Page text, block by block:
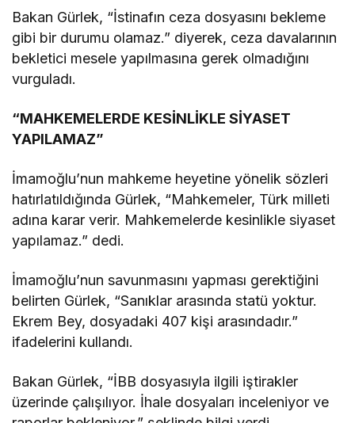
Bakan Gürlek, “İstinafın ceza dosyasını bekleme
gibi bir durumu olamaz.” diyerek, ceza davalarının
bekletici mesele yapılmasına gerek olmadığını
vurguladı.
“MAHKEMELERDE KESİNLİKLE SİYASET
YAPILAMAZ”
İmamoğlu’nun mahkeme heyetine yönelik sözleri
hatırlatıldığında Gürlek, “Mahkemeler, Türk milleti
adına karar verir. Mahkemelerde kesinlikle siyaset
yapılamaz.” dedi.
İmamoğlu’nun savunmasını yapması gerektiğini
belirten Gürlek, “Sanıklar arasında statü yoktur.
Ekrem Bey, dosyadaki 407 kişi arasındadır.”
ifadelerini kullandı.
Bakan Gürlek, “İBB dosyasıyla ilgili iştirakler
üzerinde çalışılıyor. İhale dosyaları inceleniyor ve